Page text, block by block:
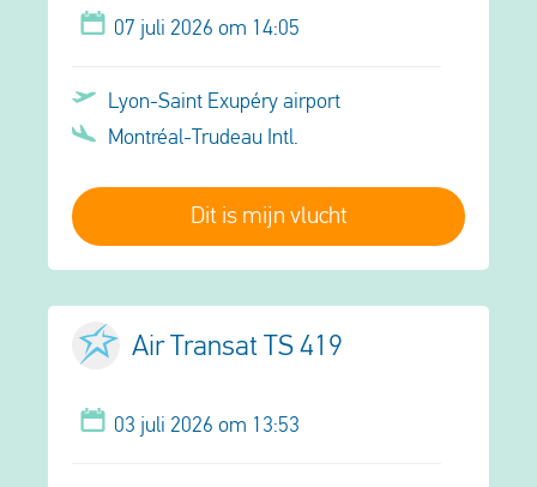
07 juli 2026 om 14:05
Lyon-Saint Exupéry airport
Montréal-Trudeau Intl.
Dit is mijn vlucht
Air Transat TS 419
03 juli 2026 om 13:53